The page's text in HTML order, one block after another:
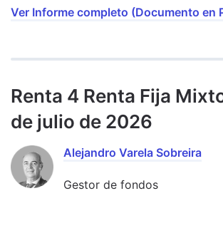
Ver Informe completo (Documento en
Renta 4 Renta Fija
de julio de 2026
Alejandro Varela Sobreira
Gestor de fondos